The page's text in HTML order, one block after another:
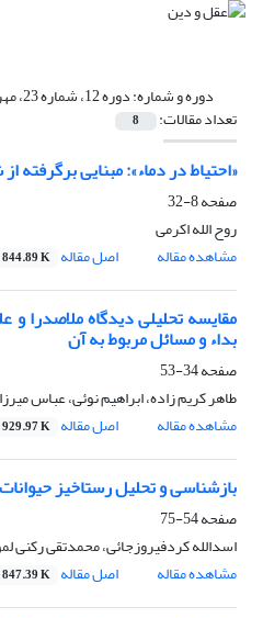
دوره و شماره:دوره 12، شماره 23، مهر 1399، صفحه 1-300
تعداد مقالات: 8
«احتیاط در دماء»: مبنایی برگرفته
صفحه8-32
روح الله اکرمی
مشاهده مقاله
اصل مقاله 844.89 K
مقایسه تحلیلی دیدگاه ملاصدرا و
بداء و مسائل مربوط به آن
صفحه34-53
طاهر کریم زاده، ابراهیم نوئی، عباس
مشاهده مقاله
اصل مقاله 929.97 K
بازشناسی و تحلیل رستاخیز
صفحه54-75
اسدالله کردفیروزجائی، محمدتقی رکنی
مشاهده مقاله
اصل مقاله 847.39 K